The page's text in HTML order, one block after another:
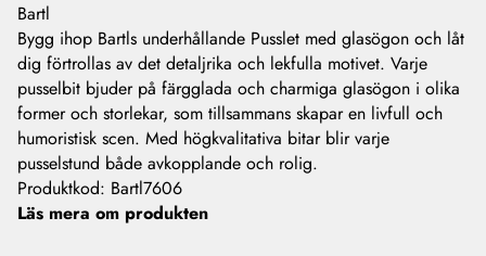
Bartl
Bygg ihop Bartls underhållande Pusslet med glasögon och låt
dig förtrollas av det detaljrika och lekfulla motivet. Varje
pusselbit bjuder på färgglada och charmiga glasögon i olika
former och storlekar, som tillsammans skapar en livfull och
humoristisk scen. Med högkvalitativa bitar blir varje
pusselstund både avkopplande och rolig.
Produktkod: Bartl7606
Läs mera om produkten